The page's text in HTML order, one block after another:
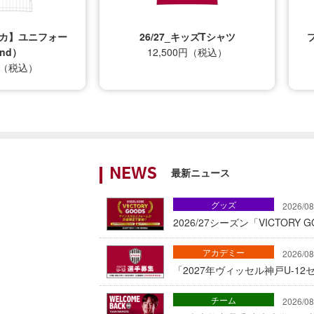
】ユニフォー
）
税込）
26/27_キッズTシャツ
12,500円（税込）
NEWS 最新ニュース
2026/
2026/27シーズン「VICTORY
グッズ
2026/
「2027年ヴィッセル神戸U-12
アカデミー
2026/
チーム